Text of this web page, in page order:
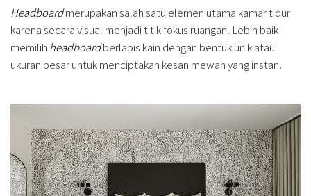
Headboardmerupakan salah satu elemen utama kamar tidur
karena secara visual menjadi titik fokus ruangan. Lebih baik
memilih headboardberlapis kain dengan bentuk unik atau
ukuran besar untuk menciptakan kesan mewah yang instan.